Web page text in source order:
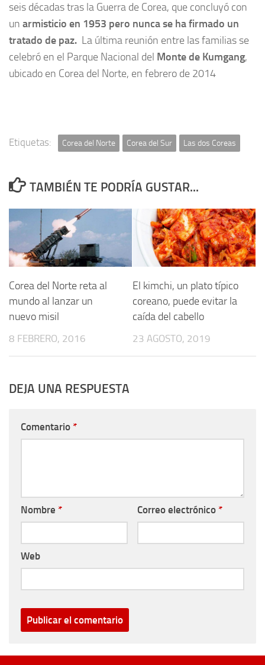
seis décadas tras la Guerra de Corea, que concluyó con
un armisticio en 1953 pero nunca se ha firmado un
tratado de paz. La última reunión entre las familias se
celebró en el Parque Nacional del Monte de Kumgang,
ubicado en Corea del Norte, en febrero de 2014
Etiquetas: Corea del Norte Corea del Sur Las dos Coreas
TAMBIÉN TE PODRÍA GUSTAR...
Corea del Norte reta al
mundo al lanzar un
nuevo misil
8 FEBRERO, 2016
El kimchi, un plato típico
coreano, puede evitar la
caída del cabello
23 AGOSTO, 2019
DEJA UNA RESPUESTA
Comentario *
Nombre * Correo electrónico *
Web